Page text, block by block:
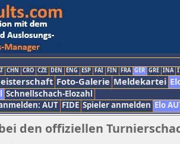
CHN CRO CZE DEN ENG ESP FAI FIN FRA GER GRE INA
Foto-Galerie Meldekartei
Schnellschach-Elozahl
AUT FIDE Spieler anmelden Elo
den offiziellen